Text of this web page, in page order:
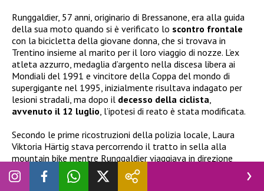
Runggaldier, 57 anni, originario di Bressanone, era alla guida
della sua moto quando si è verificato lo scontro frontale
con la bicicletta della giovane donna, che si trovava in
Trentino insieme al marito per il loro viaggio di nozze. L’ex
atleta azzurro, medaglia d’argento nella discesa libera ai
Mondiali del 1991 e vincitore della Coppa del mondo di
supergigante nel 1995, inizialmente risultava indagato per
lesioni stradali, ma dopo il decesso della ciclista
avvenuto il 12 luglio , l’ipotesi di reato è stata modificata.
Secondo le prime ricostruzioni della polizia locale, Laura
Viktoria Härtig stava percorrendo il tratto in sella alla
mountain bike mentre Runggaldier viaggiava in direzione
opposta con la motocicletta. Per motivi ancora da chiarire, i
due mezzi si sono scontrati frontalmente, finendo entrambi